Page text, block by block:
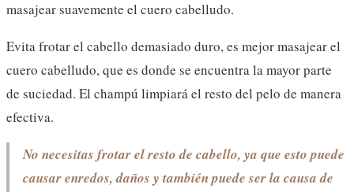
masajear suavemente el cuero cabelludo.
Evita frotar el cabello demasiado duro, es mejor masajear el
cuero cabelludo, que es donde se encuentra la mayor parte
de suciedad. El champú limpiará el resto del pelo de manera
efectiva.
No necesitas frotar el resto de cabello, ya que esto puede
causar enredos, daños y también puede ser la causa de